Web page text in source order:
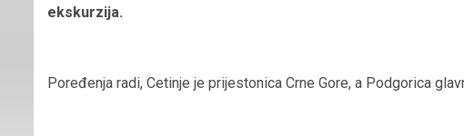
ekskurzija.
Poređenja radi, Cetinje je prijestonica Crne Gore, a Podgorica